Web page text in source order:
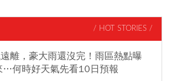
/ HOT STORIES /
離，豪大雨還沒完！雨區熱點曝
…何時好天氣先看10日預報